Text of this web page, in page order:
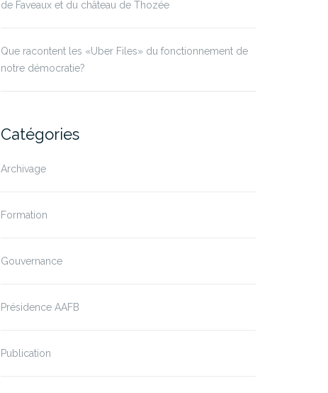
de Faveaux et du château de Thozée
Que racontent les «Uber Files» du fonctionnement de
notre démocratie?
Catégories
Archivage
Formation
Gouvernance
Présidence AAFB
Publication